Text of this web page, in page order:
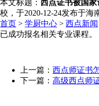
本文标题： 西点证书被国家
校，于2020-12-24发布于
首页 > 学厨中心 > 西点新闻
已成功报名相关专业课程。
上一篇： 西点师证书
下一篇： 高级西点师